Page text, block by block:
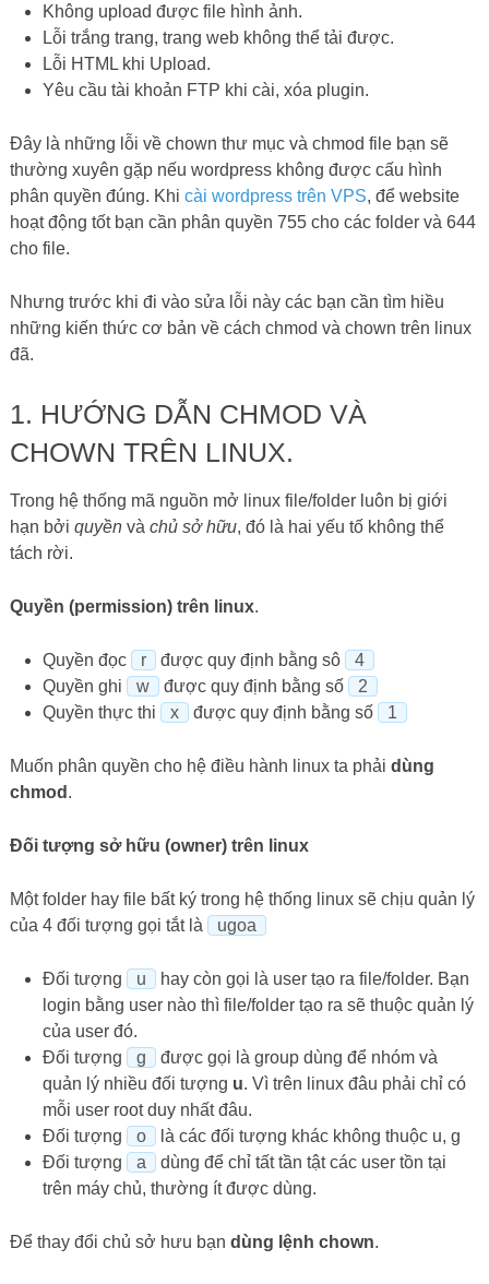
Không upload được file hình ảnh.
Lỗi trắng trang, trang web không thể tải được.
Lỗi HTML khi Upload.
Yêu cầu tài khoản FTP khi cài, xóa plugin.
Đây là những lỗi về chown thư mục và chmod file bạn sẽ
thường xuyên gặp nếu wordpress không được cấu hình
phân quyền đúng. Khi cài wordpress trên VPS, để website
hoạt động tốt bạn cần phân quyền 755 cho các folder và 644
cho file.
Nhưng trước khi đi vào sửa lỗi này các bạn cần tìm hiều
những kiến thức cơ bản về cách chmod và chown trên linux
đã.
1. HƯỚNG DẪN CHMOD VÀ
CHOWN TRÊN LINUX.
Trong hệ thống mã nguồn mở linux file/folder luôn bị giới
hạn bởi quyềnvà chủ sở hữu, đó là hai yếu tố không thể
tách rời.
Quyền (permission) trên linux.
Quyền đọc r được quy định bằng sô
4
Quyền ghi
w được quy định bằng số
2
Quyền thực thi
x được quy định bằng số 1
Muốn phân quyền cho hệ điều hành linux ta phải dùng
chmod .
Đối tượng sở hữu (owner) trên linux
Một folder hay file bất ký trong hệ thống linux sẽ chịu quản lý
của 4 đối tượng gọi tắt là
ugoa
Đối tượng u
hay còn gọi là user tạo ra file/folder. Bạn
login bằng user nào thì file/folder tạo ra sẽ thuộc quản lý
của user đó.
Đối tượng
g
được gọi là group dùng để nhóm và
quản lý nhiều đối tượng u. Vì trên linux đâu phải chỉ có
mỗi user root duy nhất đâu.
Đối tượng
o
là các đối tượng khác không thuộc u, g
Đối tượng
a
dùng để chỉ tất tần tật các user tồn tại
trên máy chủ, thường ít được dùng.
Để thay đổi chủ sở hưu bạn dùng lệnh chown.